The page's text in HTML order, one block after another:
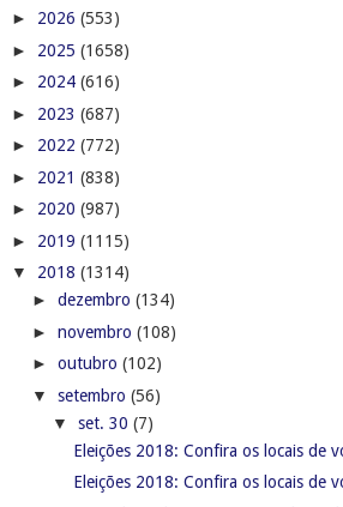
► 2026 (553)
► 2025 (1658)
► 2024 (616)
► 2023 (687)
► 2022 (772)
► 2021 (838)
► 2020 (987)
► 2019 (1115)
▼ 2018 (1314)
► dezembro (134)
► novembro (108)
► outubro (102)
▼ setembro (56)
▼ set. 30 (7)
Eleições 2018: Confira os locais de
Eleições 2018: Confira os locais de